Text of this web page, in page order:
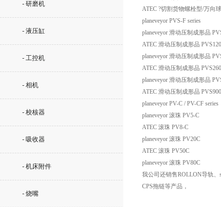
- 研磨机
- 液压缸
- 工控机
- 相机
- 校核器
- 吸收器
- 机床附件
- 烧嘴
ATEC ?切割货物螺栓型/万向
planeveyor PVS-F series
planeveyor 滑动压制成形品
ATEC 滑动压制成形品
planeveyor 滑动压制成形品
ATEC 滑动压制成形品
planeveyor 滑动压制成形品
ATEC 滑动压制成形品
planeveyor PV-C / PV-CF series
planeveyor 滚珠 PV5-C
ATEC 滚珠 PV8-C
planeveyor 滚珠 PV20C
ATEC 滚珠 PV50C
planeveyor 滚珠 PV80C
我公司还销售ROLLON导轨
CPS拖链等产品，